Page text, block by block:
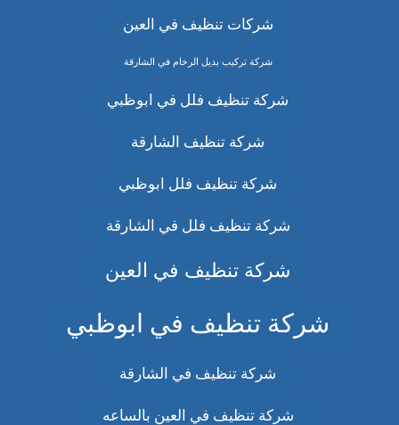
شركات تنظيف في العين
شركة تركيب بديل الرخام في الشارقة
شركة تنظيف فلل في ابوظبي
شركة تنظيف الشارقة
شركة تنظيف فلل ابوظبي
شركة تنظيف فلل في الشارقة
شركة تنظيف في العين
شركة تنظيف في ابوظبي
شركة تنظيف في الشارقة
شركة تنظيف في العين بالساعه